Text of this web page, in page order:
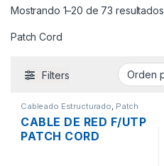
Mostrando 1–20 de 73 resultados
Patch Cord
Filters
Cableado Estructurado, Patch
CABLE DE RED F/UTP
PATCH CORD